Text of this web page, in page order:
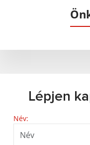
Lépjen
Név: